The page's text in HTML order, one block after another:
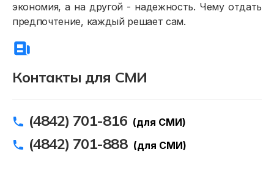
Контакты для СМИ
(4842) 701-816 (для СМИ)
(4842) 701-888 (для СМИ)
экономия, а на другой - надежность. Чему отдать
предпочтение, каждый решает сам.